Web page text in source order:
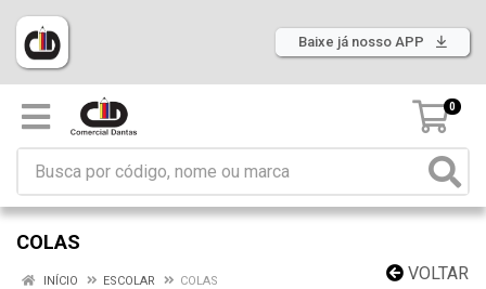
Baixe já nosso APP
0
COLAS
VOLTAR
INÍCIO ESCOLAR COLAS